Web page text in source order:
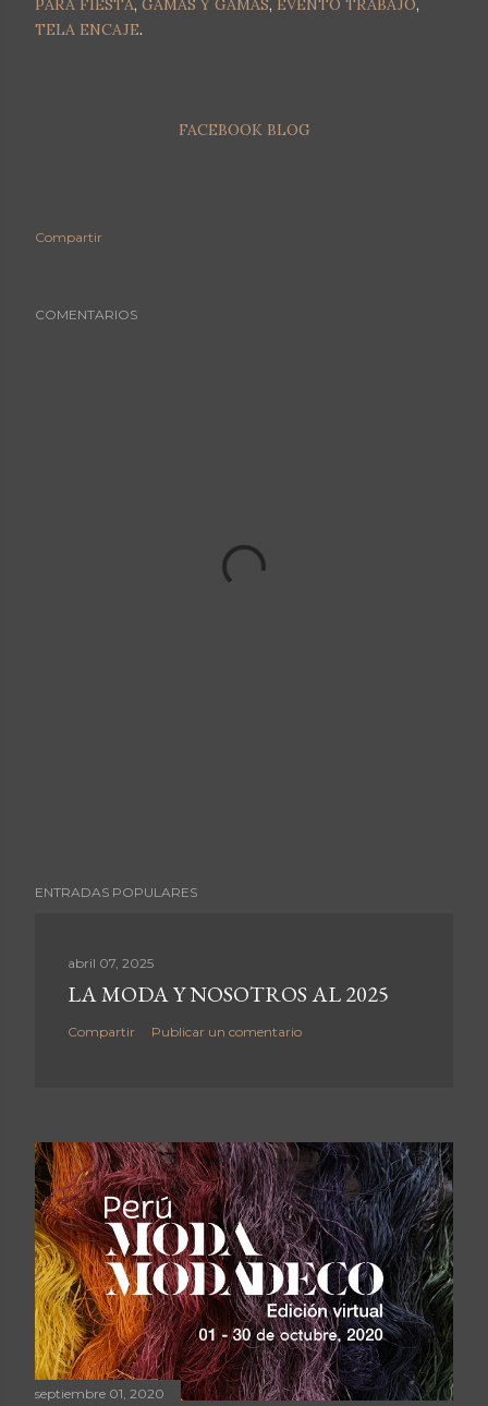
PARA FIESTA, GAMAS Y GAMAS, EVENTO TRABAJO,
TELA ENCAJE.
FACEBOOK BLOG
Compartir
COMENTARIOS
ENTRADAS POPULARES
abril 07, 2025
LA MODA Y NOSOTROS AL 2025
Compartir Publicar un comentario
septiembre 01, 2020